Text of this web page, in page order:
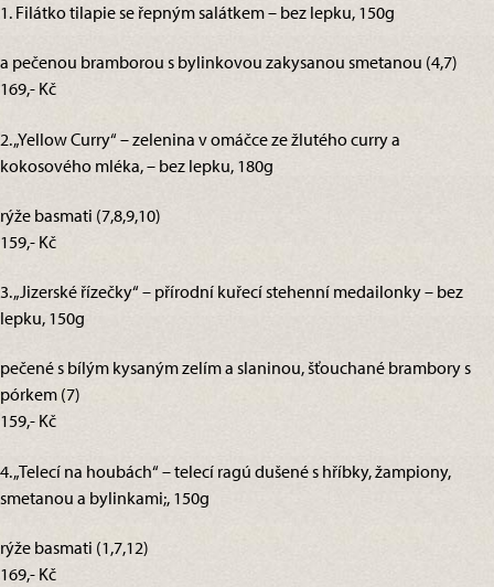
1. Filátko tilapie se řepným salátkem – bez lepku, 150g
a pečenou bramborou s bylinkovou zakysanou smetanou (4,7)
169,- Kč
2. „Yellow Curry“ – zelenina v omáčce ze žlutého curry a
kokosového mléka, – bez lepku, 180g
rýže basmati (7,8,9,10)
159,- Kč
3. „Jizerské řízečky“ – přírodní kuřecí stehenní medailonky – bez
lepku, 150g
pečené s bílým kysaným zelím a slaninou, šťouchané brambory s
pórkem (7)
159,- Kč
4. „Telecí na houbách“ – telecí ragú dušené s hříbky, žampiony,
smetanou a bylinkami;, 150g
rýže basmati (1,7,12)
169,- Kč